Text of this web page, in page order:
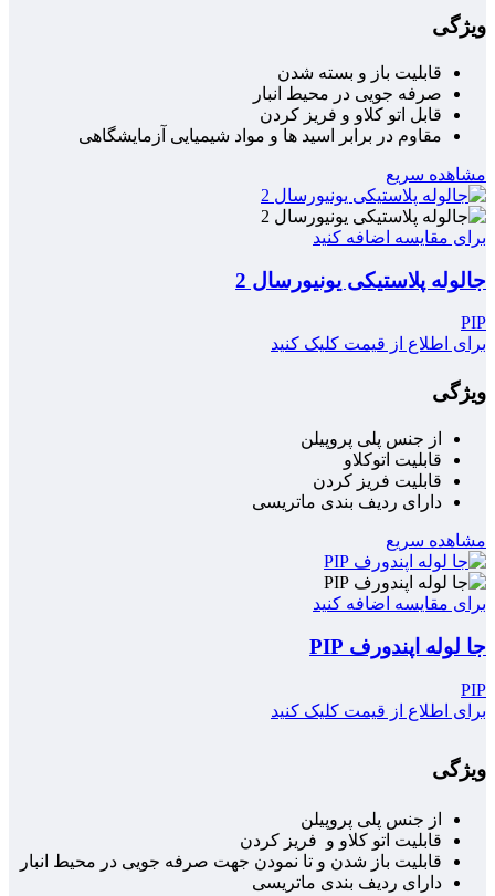
ویژگی
قابلیت باز و بسته شدن
صرفه جویی در محیط انبار
قابل اتو کلاو و فریز کردن
مقاوم در برابر اسید ها و مواد شیمیایی آزمایشگاهی
مشاهده سریع
برای مقایسه اضافه کنید
جالوله پلاستیکی یونیورسال 2
PIP
برای اطلاع از قیمت کلیک کنید
ویژگی
از جنس پلی پروپیلن
قابلیت اتوکلاو
قابلیت فریز کردن
دارای ردیف بندی ماتریسی
مشاهده سریع
برای مقایسه اضافه کنید
جا لوله اپندورف PIP
PIP
برای اطلاع از قیمت کلیک کنید
ویژگی
از جنس پلی پروپیلن
قابلیت اتو کلاو و فریز کردن
قابلیت باز شدن و تا نمودن جهت صرفه جویی در محیط انبار
دارای ردیف بندی ماتریسی